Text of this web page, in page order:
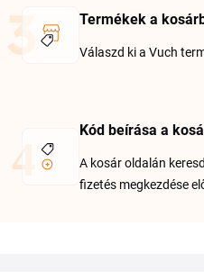
Termékek a
Válaszd ki a Vuch
Kód beírása a
A kosár oldalán
fizetés megkezdése